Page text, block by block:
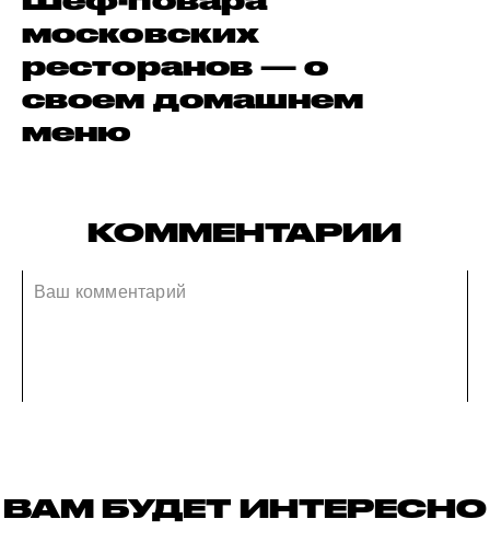
московских
ресторанов — о
своем домашнем
меню
КОММЕНТАРИИ
ВАМ БУДЕТ ИНТЕРЕСНО